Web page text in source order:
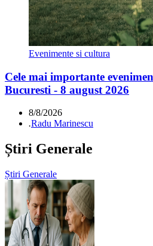
Evenimente si cultura
Cele mai importante
Bucuresti - 8 august 2026
8/8/2026
.Radu Marinescu
Știri Generale
Știri Generale